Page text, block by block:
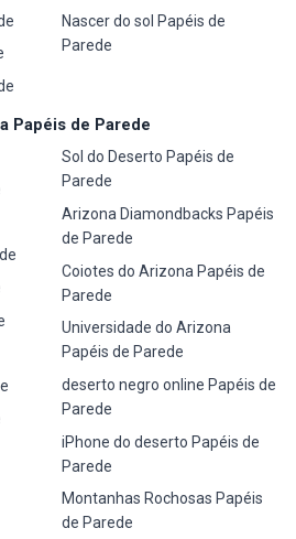
Nascer do sol Papéis de
Parede
Papéis de Parede
Sol do Deserto Papéis de
Parede
Arizona Diamondbacks Papéis
de Parede
Coiotes do Arizona Papéis de
Parede
Universidade do Arizona
Papéis de Parede
deserto negro online Papéis de
Parede
iPhone do deserto Papéis de
Parede
Montanhas Rochosas Papéis
de Parede